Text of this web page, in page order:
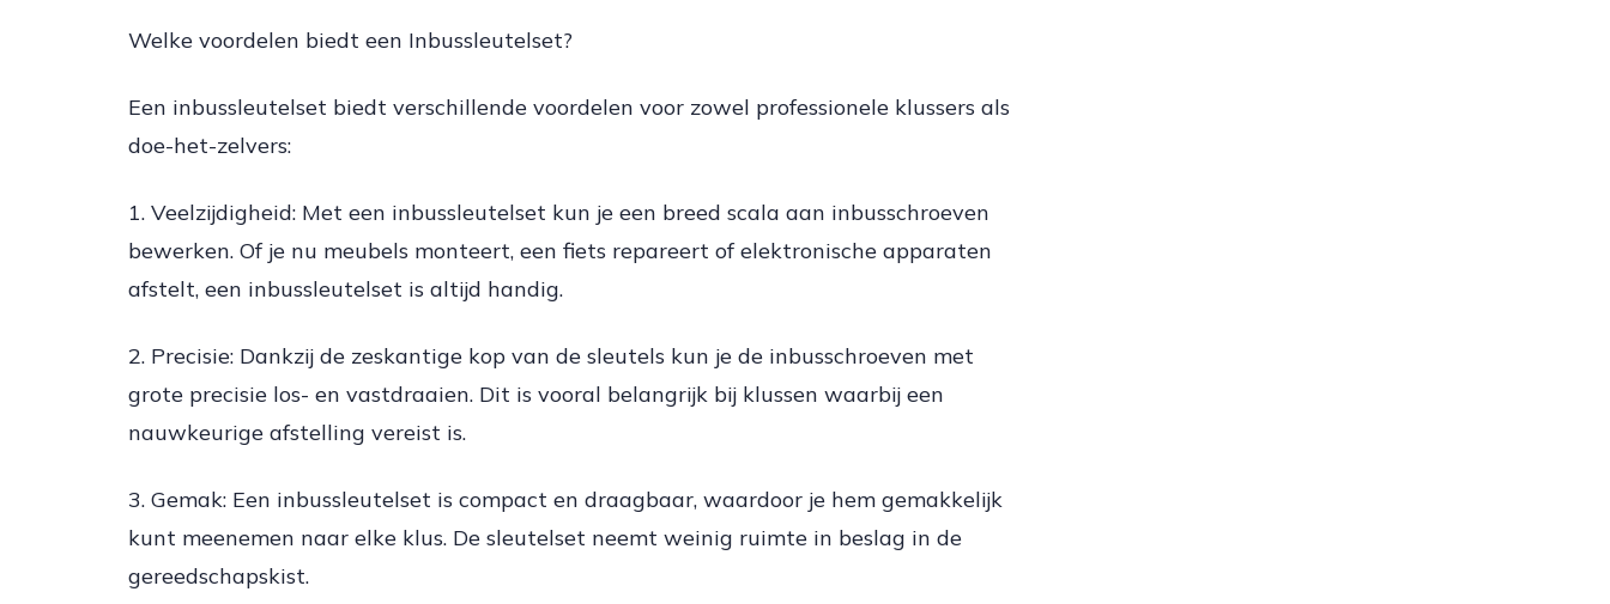
Welke voordelen biedt een Inbussleutelset?
Een inbussleutelset biedt verschillende voordelen voor zowel professionele klussers als
doe-het-zelvers:
1. Veelzijdigheid: Met een inbussleutelset kun je een breed scala aan inbusschroeven
bewerken. Of je nu meubels monteert, een fiets repareert of elektronische apparaten
afstelt, een inbussleutelset is altijd handig.
2. Precisie: Dankzij de zeskantige kop van de sleutels kun je de inbusschroeven met
grote precisie los- en vastdraaien. Dit is vooral belangrijk bij klussen waarbij een
nauwkeurige afstelling vereist is.
3. Gemak: Een inbussleutelset is compact en draagbaar, waardoor je hem gemakkelijk
kunt meenemen naar elke klus. De sleutelset neemt weinig ruimte in beslag in de
gereedschapskist.